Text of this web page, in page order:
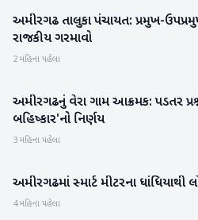
બનાસકાંઠા
અમીરગઢ તાલુકા પંચાયત: પ્રમુખ-
રાજકીય ગરમાવો
2 મહિના પહેલા
બનાસકાંઠા
અમીરગઢનું વેરા ગામ આક્રમક: પડતર
બહિષ્કાર'નો નિર્ણય
3 મહિના પહેલા
બનાસકાંઠા
અમીરગઢમાં સ્માર્ટ મીટરના ધાંધિયાથી
4 મહિના પહેલા